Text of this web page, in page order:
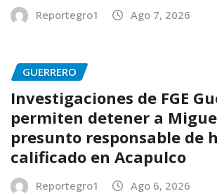
Reportegro1 Ago 7, 2026
GUERRERO
Investigaciones de FGE
permiten detener a
presunto responsable de
calificado en Acapulco
Reportegro1 Ago 6, 2026